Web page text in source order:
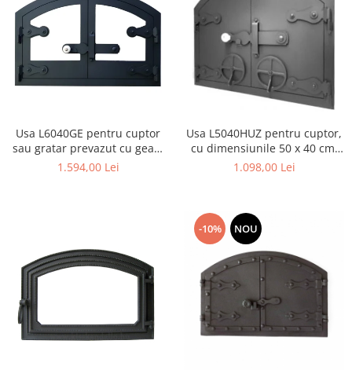
Usa L6040GE pentru cuptor
sau gratar prevazut cu geam
termorezistent, cu
1.594,00 Lei
Usa L5040HUZ pentru cuptor,
cu dimensiunile 50 x 40 cm,
prevazut cu grila
1.098,00 Lei
-10% NOU